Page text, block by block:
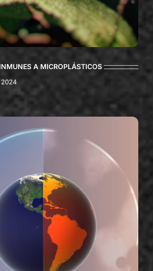
A MICROPLÁSTICOS
2024